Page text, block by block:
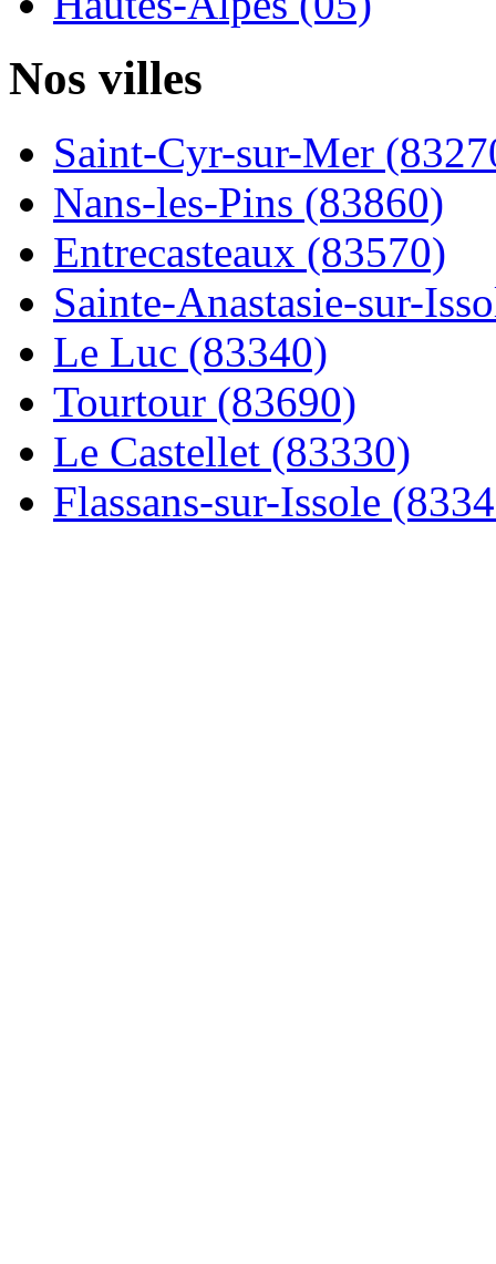
Nos villes
Saint-Cyr-sur-Mer
Nans-les-Pins (83860)
Entrecasteaux (83570)
Sainte-Anastasie-sur-
Le Luc (83340)
Tourtour (83690)
Le Castellet (83330)
Flassans-sur-Issole